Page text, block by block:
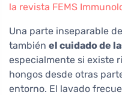
la revista FEMS
Una parte inseparable
también el cuidado de
especialmente si existe
hongos desde otras
entorno. El lavado